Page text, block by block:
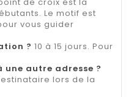
Le motif est
vous guider
? 10 à 15 jours. Pour
autre adresse ?
lors de la